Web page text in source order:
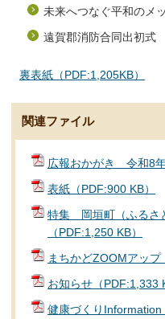
未来へつなぐ平和のメ
遠賀郡消防合同出初式
裏表紙（PDF:1,205KB）
関連ファイル
広報おかがき 令和8
表紙（PDF:900 KB）
特集 岡垣町（ふるさ
（PDF:1,250 KB）
まちかどZOOMアップ
お知らせ（PDF:1,333
健康づくりInformation